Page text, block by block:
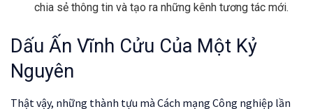
chia sẻ thông tin và tạo ra những kênh tương tác mới.
Dấu Ấn Vĩnh Cửu Của Một Kỷ
Nguyên
Thật vậy, những thành tựu mà Cách mạng Công nghiệp lần